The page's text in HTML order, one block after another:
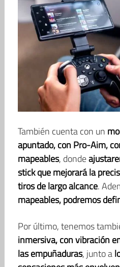
También cuenta con un
apuntado, con Pro-Aim,
mapeables, donde
stick que mejorará la
tiros de largo alcance.
mapeables, podremos
Por último, tenemos
inmersiva, con vibración
las empuñaduras, junto a